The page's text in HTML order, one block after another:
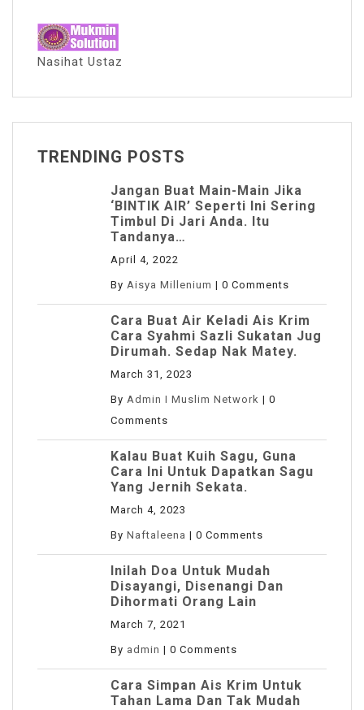
Nasihat Ustaz
TRENDING POSTS
Jangan Buat Main-Main Jika
‘BINTIK AIR’ Seperti Ini Sering
Timbul Di Jari Anda. Itu
Tandanya…
April 4, 2022
By Aisya Millenium | 0 Comments
Cara Buat Air Keladi Ais Krim
Cara Syahmi Sazli Sukatan Jug
Dirumah. Sedap Nak Matey.
March 31, 2023
By Admin I Muslim Network | 0
Comments
Kalau Buat Kuih Sagu, Guna
Cara Ini Untuk Dapatkan Sagu
Yang Jernih Sekata.
March 4, 2023
By Naftaleena | 0 Comments
Inilah Doa Untuk Mudah
Disayangi, Disenangi Dan
Dihormati Orang Lain
March 7, 2021
By admin | 0 Comments
Cara Simpan Ais Krim Untuk
Tahan Lama Dan Tak Mudah